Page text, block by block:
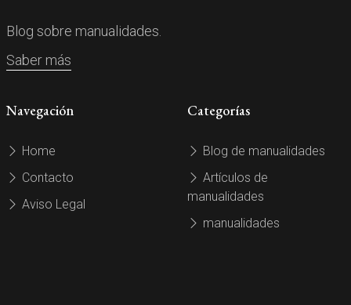
Blog sobre manualidades.
Saber más
Navegación
Home
Contacto
Aviso Legal
Categorías
Blog de manualidades
Artículos de
manualidades
manualidades